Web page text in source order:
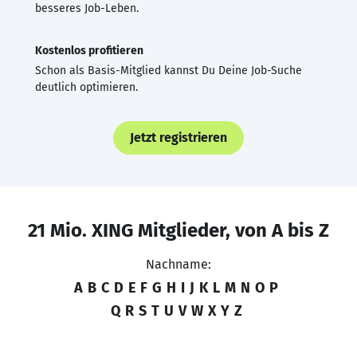
besseres Job-Leben.
Kostenlos profitieren
Schon als Basis-Mitglied kannst Du Deine Job-Suche
deutlich optimieren.
Jetzt registrieren
21 Mio. XING Mitglieder, von A bis Z
Nachname:
A B C D E F G H I J K L M N O P
Q R S T U V W X Y Z